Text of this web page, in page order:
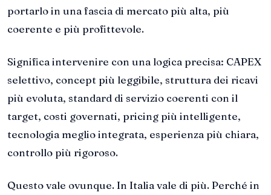
portarlo in una fascia di mercato più alta, più
coerente e più profittevole.
Significa intervenire con una logica precisa: CAPEX
selettivo, concept più leggibile, struttura dei ricavi
più evoluta, standard di servizio coerenti con il
target, costi governati, pricing più intelligente,
tecnologia meglio integrata, esperienza più chiara,
controllo più rigoroso.
Questo vale ovunque. In Italia vale di più. Perché in